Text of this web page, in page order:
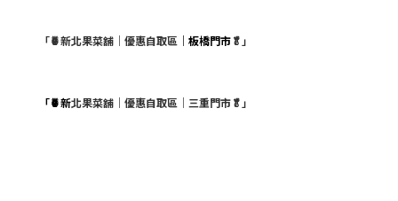
「🍍新北果菜舖｜優惠自取區 ｜板橋門市🥬」
「🍍新北果菜舖｜優惠自取區｜三重門市🥬」